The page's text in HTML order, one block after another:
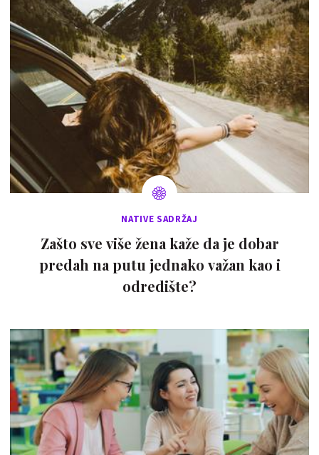
NATIVE SADRŽAJ
Zašto sve više žena kaže da je dobar
predah na putu jednako važan kao i
odredište?